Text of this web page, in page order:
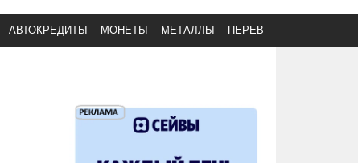
АВТОКРЕДИТЫ МОНЕТЫ МЕТАЛЛЫ ПЕРЕВОДЫ